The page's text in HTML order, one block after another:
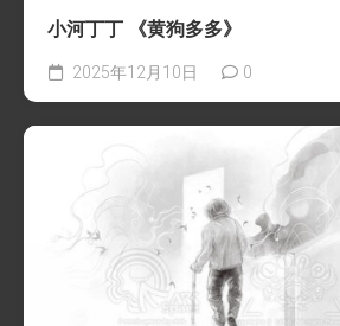
小河丁丁 《黄狗多多》
2025年12月10日 0